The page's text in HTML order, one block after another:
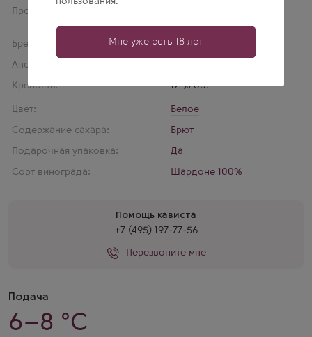
Производитель:
Clement
Бренд:
Louis Armand
Апелласьон:
Крепость:
12 % об.
Цвет:
Белое
Содержание сахара:
Брют
Подарочная упаковка:
Да
Сорт винограда:
Шардоне 100%
Помощь кависта
+7 (495) 197-77-56
Перезвоните мне
Подача
6–8 °C
Мне уже есть 18 лет